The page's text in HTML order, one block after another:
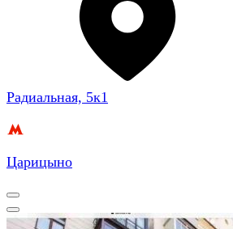
Радиальная, 5к1
Царицыно